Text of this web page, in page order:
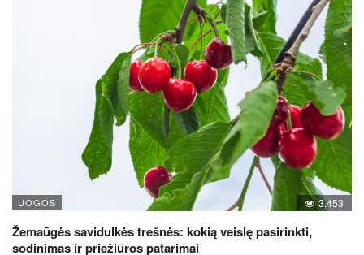
UOGOS 3,453
Žemaūgės savidulkės trešnės: kokią veislę pasirinkti,
sodinimas ir priežiūros patarimai